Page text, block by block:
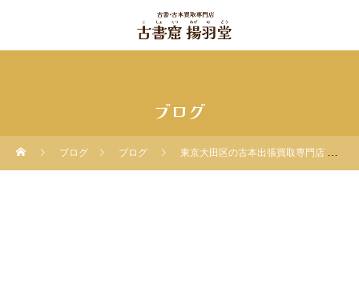
ブログ
ブログ ブログ 東京大田区の古本出張買取専門店 古書窟揚羽堂｜引っ越しに伴う古本買取も大歓迎！！